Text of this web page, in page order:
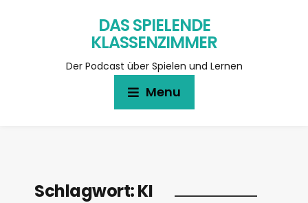
DAS SPIELENDE
KLASSENZIMMER
Der Podcast über Spielen und Lernen
Menu
Schlagwort:KI